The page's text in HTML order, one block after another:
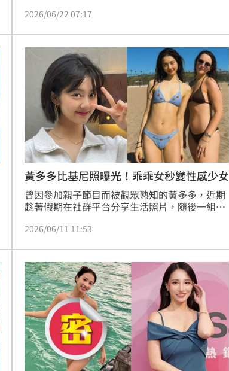
為天氣炎熱，於是決定將比基尼「當成bra穿出
2026/06/22 07:17
黃多多比基尼照曝光！乖乖女秒變性感少女
曾因參加親子節目而被觀眾熟知的黃多多，近期
趁著假期在社群平台分享生活照片，隨後一組海
論。從昔日的「國民閨女」到如今展現自信與成
大了。」(記者唐家興)
2026/06/11 11:53